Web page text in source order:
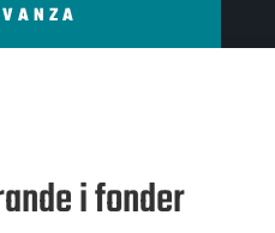
i fonder